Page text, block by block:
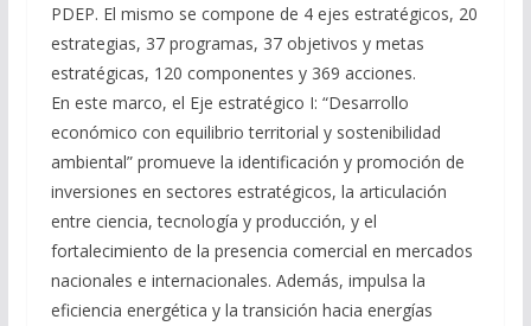
PDEP. El mismo se compone de 4 ejes estratégicos, 20
estrategias, 37 programas, 37 objetivos y metas
estratégicas, 120 componentes y 369 acciones.
En este marco, el Eje estratégico I: “Desarrollo
económico con equilibrio territorial y sostenibilidad
ambiental” promueve la identificación y promoción de
inversiones en sectores estratégicos, la articulación
entre ciencia, tecnología y producción, y el
fortalecimiento de la presencia comercial en mercados
nacionales e internacionales. Además, impulsa la
eficiencia energética y la transición hacia energías